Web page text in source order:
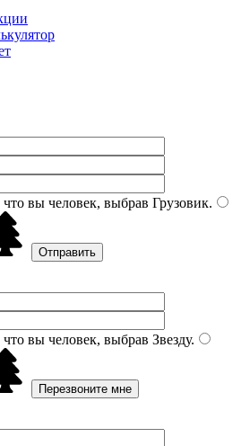
вы человек, выбрав Грузовик.
вы человек, выбрав Звезду.